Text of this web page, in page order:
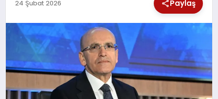
TEKNOLOJI
YAŞAM
24 Şubat 2026 Paylaş